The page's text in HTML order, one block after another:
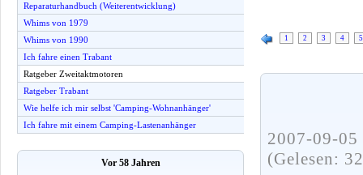
Reparaturhandbuch (Weiterentwicklung)
Whims von 1979
Whims von 1990
Ich fahre einen Trabant
Ratgeber Zweitaktmotoren
Ratgeber Trabant
Wie helfe ich mir selbst 'Camping-Wohnanhänger'
Ich fahre mit einem Camping-Lastenanhänger
Vor 58 Jahren
1 2 3 4 5
2007-09-
(Gelesen: